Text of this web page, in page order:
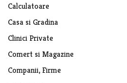
Calculatoare
Casa si Gradina
Clinici Private
Comert si Magazine
Companii, Firme